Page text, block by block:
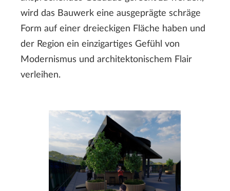
wird das Bauwerk eine ausgeprägte schräge
Form auf einer dreieckigen Fläche haben und
der Region ein einzigartiges Gefühl von
Modernismus und architektonischem Flair
verleihen.